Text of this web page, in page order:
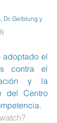
Dr. Gelblung y
adoptado el
contra el
y la
del Centro